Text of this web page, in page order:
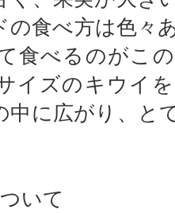
の食べ方は色々
食べるのがこ
イズのキウイ
中に広がり、と
いて